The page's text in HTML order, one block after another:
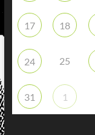
17 18
24 25
31 1